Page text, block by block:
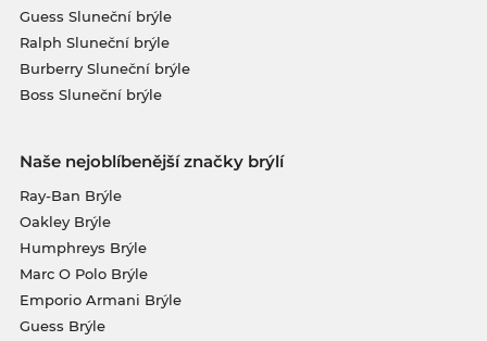
Guess Sluneční brýle
Ralph Sluneční brýle
Burberry Sluneční brýle
Boss Sluneční brýle
Naše nejoblíbenější značky brýlí
Ray-Ban Brýle
Oakley Brýle
Humphreys Brýle
Marc O Polo Brýle
Emporio Armani Brýle
Guess Brýle